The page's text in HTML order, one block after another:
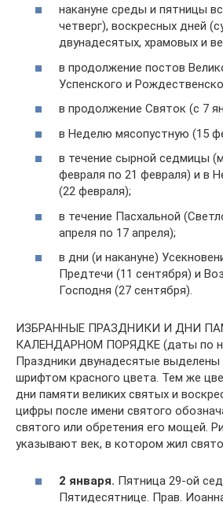
накануне среды и пятницы
четверг), воскресных дней
двунадесятых, храмовых и
в продолжение постов
Успенского и
в продолжение Святок (с 7
в Неделю мясопустную (15
в течение сырной седмицы
февраля по 21 февраля) и в
(22 февраля);
в течение Пасхальной
апреля по 17 апреля);
в дни (и накануне)
Предтечи (11 сентября) и
Господня (27 сентября).
ИЗБРАННЫЕ ПРАЗДНИКИ И ДНИ
КАЛЕНДАРНОМ ПОРЯДКЕ (даты по
Праздники двунадесятые
шрифтом красного цвета. Тем же
дни памяти великих святых и
цифры после имени святого
святого или обретения его мощей.
указывают век, в котором жил
2 января. Пятница 29-ой
Пятидесятнице. Прав.